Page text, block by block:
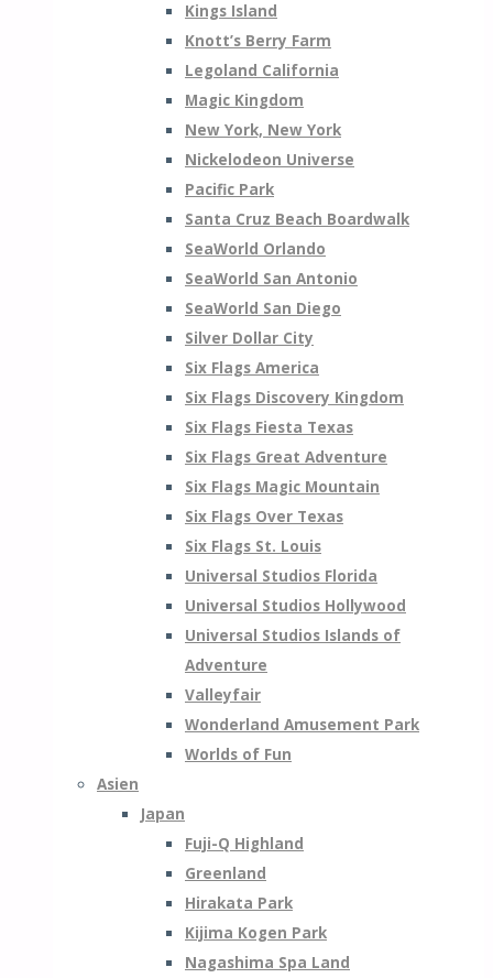
Kings Island
Knott’s Berry Farm
Legoland California
Magic Kingdom
New York, New York
Nickelodeon Universe
Pacific Park
Santa Cruz Beach Boardwalk
SeaWorld Orlando
SeaWorld San Antonio
SeaWorld San Diego
Silver Dollar City
Six Flags America
Six Flags Discovery Kingdom
Six Flags Fiesta Texas
Six Flags Great Adventure
Six Flags Magic Mountain
Six Flags Over Texas
Six Flags St. Louis
Universal Studios Florida
Universal Studios Hollywood
Universal Studios Islands of
Adventure
Valleyfair
Wonderland Amusement Park
Worlds of Fun
Asien
Japan
Fuji-Q Highland
Greenland
Hirakata Park
Kijima Kogen Park
Nagashima Spa Land